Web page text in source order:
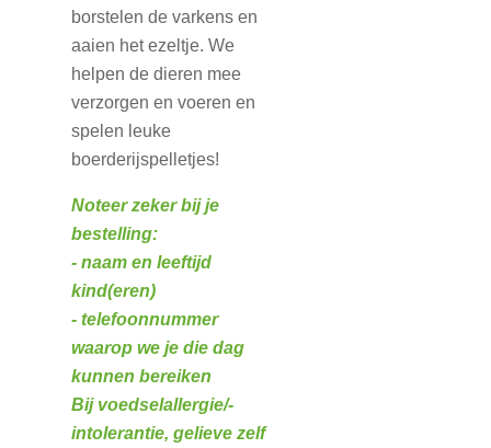
borstelen de varkens en
aaien het ezeltje. We
helpen de dieren mee
verzorgen en voeren en
spelen leuke
boerderijspelletjes!
Noteer zeker bij je
bestelling:
- naam en leeftijd
kind(eren)
- telefoonnummer
waarop we je die dag
kunnen bereiken
Bij voedselallergie/-
intolerantie, gelieve zelf